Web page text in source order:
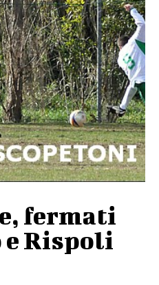
fermati
Rispoli